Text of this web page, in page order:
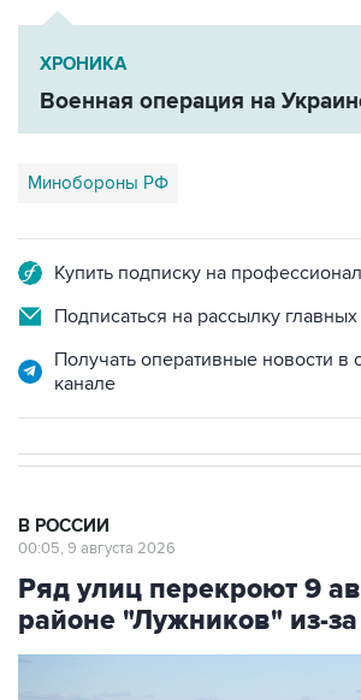
ХРОНИКА
Военная операция на
Минобороны РФ
Купить подписку на
Подписаться на рассылку
Получать оперативные новости
канале
В РОССИИ
00:05, 9 августа 2026
Ряд улиц перекроют 9
районе "Лужников" из-